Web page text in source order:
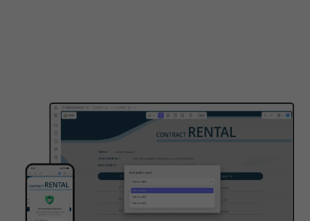
三種加密級別
128-bit RC4 ｜ 128-bit AES ｜ 256-bit AES
立即購買